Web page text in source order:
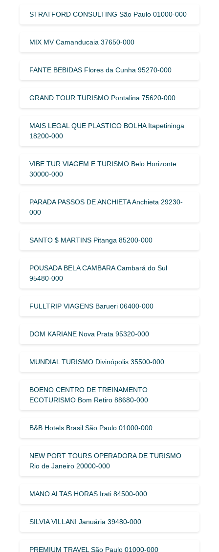
STRATFORD CONSULTING São Paulo 01000-000
MIX MV Camanducaia 37650-000
FANTE BEBIDAS Flores da Cunha 95270-000
GRAND TOUR TURISMO Pontalina 75620-000
MAIS LEGAL QUE PLASTICO BOLHA Itapetininga
18200-000
VIBE TUR VIAGEM E TURISMO Belo Horizonte
30000-000
PARADA PASSOS DE ANCHIETA Anchieta 29230-
000
SANTO $ MARTINS Pitanga 85200-000
POUSADA BELA CAMBARA Cambará do Sul
95480-000
FULLTRIP VIAGENS Barueri 06400-000
DOM KARIANE Nova Prata 95320-000
MUNDIAL TURISMO Divinópolis 35500-000
BOENO CENTRO DE TREINAMENTO
ECOTURISMO Bom Retiro 88680-000
B&B Hotels Brasil São Paulo 01000-000
NEW PORT TOURS OPERADORA DE TURISMO
Rio de Janeiro 20000-000
MANO ALTAS HORAS Irati 84500-000
SILVIA VILLANI Januária 39480-000
PREMIUM TRAVEL São Paulo 01000-000